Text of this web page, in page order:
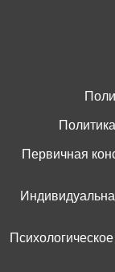
Первичная